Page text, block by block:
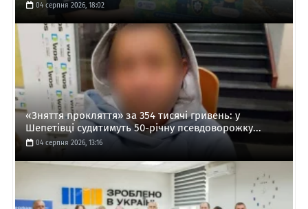
04 серпня 2026, 18:02
«Зняття прокляття» за 354 тисячі гривень: у
Шепетівці судитимуть 50-річну псевдоворожку...
04 серпня 2026, 13:16